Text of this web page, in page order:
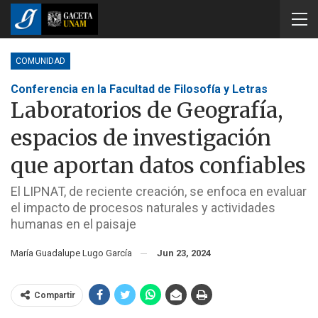
COMUNIDAD
Conferencia en la Facultad de Filosofía y Letras
Laboratorios de Geografía,
espacios de investigación
que aportan datos confiables
El LIPNAT, de reciente creación, se enfoca en evaluar
el impacto de procesos naturales y actividades
humanas en el paisaje
María Guadalupe Lugo García Jun 23, 2024
Compartir